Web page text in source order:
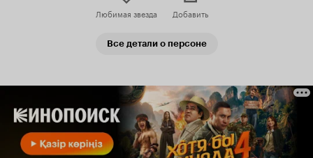
Любимая звезда Добавить
Все детали о персоне